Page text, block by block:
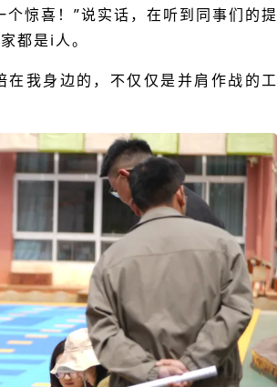
惊喜！”说实话，在听到同事们的提
都是i人。
我身边的，不仅仅是并肩作战的工